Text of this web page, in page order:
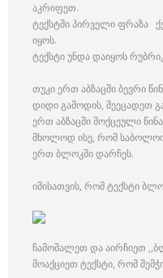
აკრიფეთ.
ტექსტში პირველი ფრაზა
იყოს.
ტექსტი უნდა დაიყოს
თუკი ერთ აბზაცში ბევრი
დიდი გამოდის, შეეცადეთ
ერთ აბზაცში მოქცეული
მხოლოდ ისე, რომ
ერთ ბლოკში დარჩეს.
იმისათვის, რომ ტექსტი
ჩამოშალეთ და აირჩიეთ
მოაქციეთ ტექსტი, რომ